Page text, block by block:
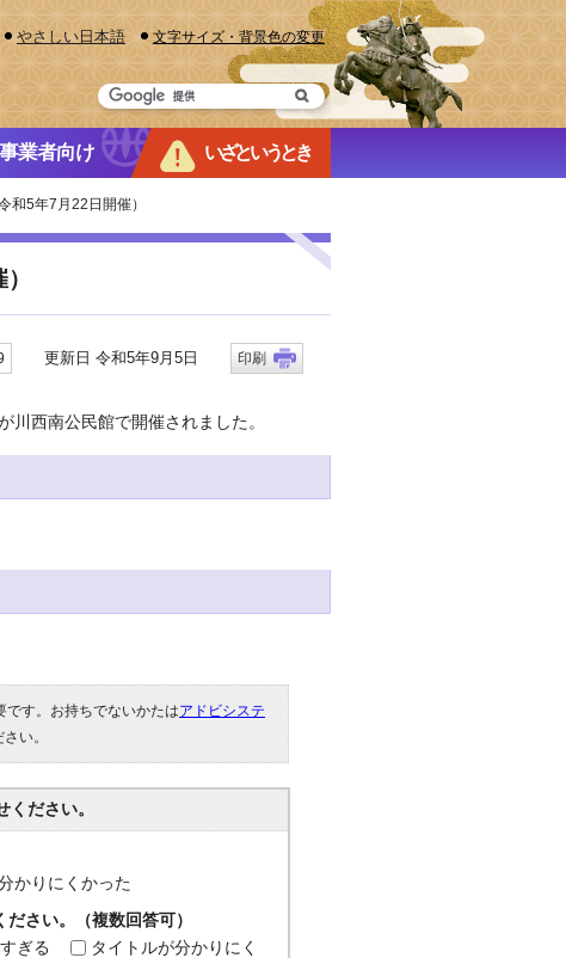
やさしい日本語 文字サイズ・背景色の変更
事業者向け いざというとき
5年7月22日開催）
更新日 令和5年9月5日 印刷
西南公民館で開催されました。
す。お持ちでないかたはアドビシステ
い。
ださい。
かりにくかった
さい。（複数回答可）
ぎる
タイトルが分かりにく